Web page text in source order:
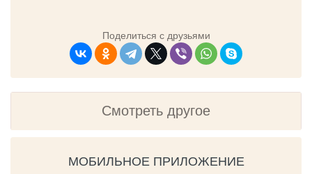
Поделиться с друзьями
Смотреть другое
МОБИЛЬНОЕ ПРИЛОЖЕНИЕ